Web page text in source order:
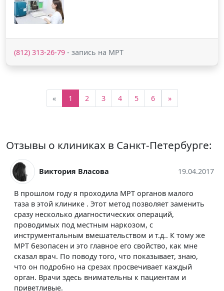
(812) 313-26-79 - запись на МРТ
« 1 2 3 4 5 6 »
Отзывы о клиниках в Санкт-Петербурге:
Виктория Власова 19.04.2017
В прошлом году я проходила МРТ органов малого
таза в этой клинике . Этот метод позволяет заменить
сразу несколько диагностических операций,
проводимых под местным наркозом, с
инструментальным вмешательством и т.д.. К тому же
МРТ безопасен и это главное его свойство, как мне
сказал врач. По поводу того, что показывает, знаю,
что он подробно на срезах просвечивает каждый
орган. Врачи здесь внимательны к пациентам и
приветливые.